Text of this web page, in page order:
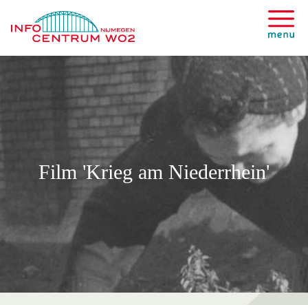
Film 'Krieg am Niederrhein'